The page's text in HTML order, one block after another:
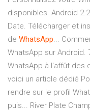
disponibles. Android
Date. Télécharger et
de WhatsApp...
WhatsApp sur Android.
WhatsApp à l'affût des
voici un article dédié
rendre sur le profil
puis... River Plate